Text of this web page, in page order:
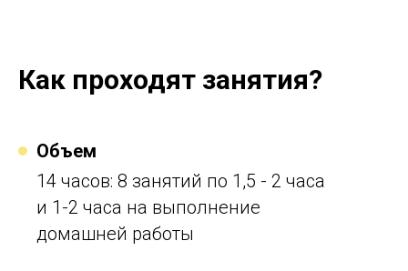
Как проходят занятия?
Объем
14 часов: 8 занятий по 1,5 - 2 часа
и 1-2 часа на выполнение
домашней работы